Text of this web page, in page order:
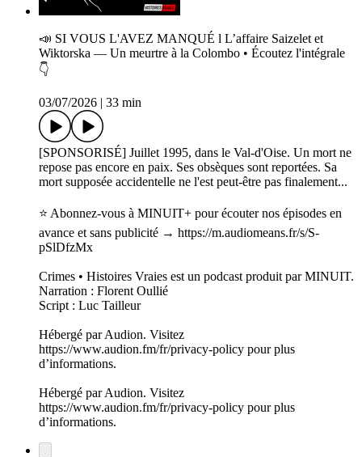
📣 SI VOUS L'AVEZ MANQUÉ l L’affaire Saizelet et
Wiktorska — Un meurtre à la Colombo • Écoutez l'intégrale
👇
03/07/2026 33 min
[SPONSORISÉ] Juillet 1995, dans le Val-d'Oise. Un mort ne
repose pas encore en paix. Ses obsèques sont reportées. Sa
mort supposée accidentelle ne l'est peut-être pas finalement...
⭐️ Abonnez-vous à MINUIT+ pour écouter nos épisodes en
avance et sans publicité → https://m.audiomeans.fr/s/S-
pSlDfzMx
Crimes • Histoires Vraies est un podcast produit par MINUIT.
Narration : Florent Oullié
Script : Luc Tailleur
Hébergé par Audion. Visitez
https://www.audion.fm/fr/privacy-policy pour plus
d’informations.
Hébergé par Audion. Visitez
https://www.audion.fm/fr/privacy-policy pour plus
d’informations.